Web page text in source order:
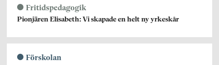
Fritidspedagogik
Pionjären Elisabeth: Vi skapade en helt ny yrkeskår
Förskolan